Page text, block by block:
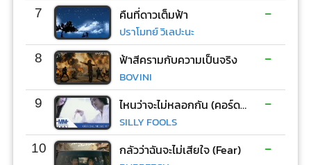
7 คืนที่ดาวเต็มฟ้า
ปราโมทย์ วิเลปะนะ
-
8 ฟ้าสีครามกับความเป็นจริง
BOVINI
-
9 ไหนว่าจะไม่หลอกกัน (คอร์ด ง่ายๆ)
SILLY FOOLS
-
10 กลัวว่าฉันจะไม่เสียใจ (Fear) -